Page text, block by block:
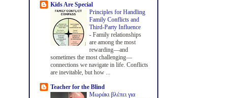
Kids Are Special
Principles for Handling
Family Conflicts and
Third-Party Influence
- Family relationships
are among the most
rewarding—and
sometimes the most challenging—
connections we navigate in life. Conflicts
are inevitable, but how ...
Teacher for the Blind
Μωράκι βλέπει για